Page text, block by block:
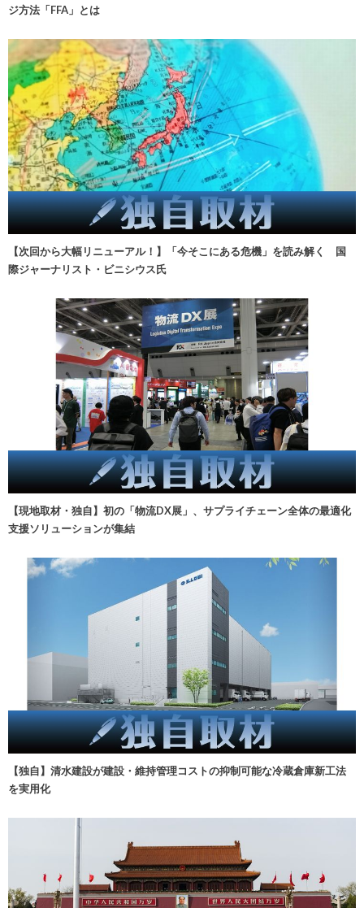
ジ方法「FFA」とは
【次回から大幅リニューアル！】「今そこにある危機」を読み解く 国
際ジャーナリスト・ビニシウス氏
【現地取材・独自】初の「物流DX展」、サプライチェーン全体の最適化
支援ソリューションが集結
【独自】清水建設が建設・維持管理コストの抑制可能な冷蔵倉庫新工法
を実用化